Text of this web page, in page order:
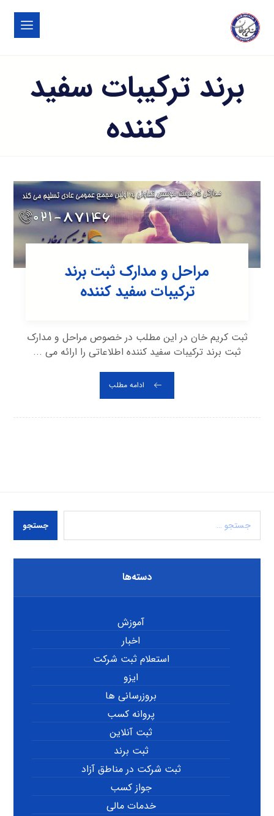
برند ترکیبات سفید
کننده
مراحل و مدارک ثبت برند
ترکیبات سفید کننده
ثبت کریم خان در این مطلب در خصوص مراحل و مدارک
ثبت برند ترکیبات سفید کننده اطلاعاتی را ارائه می ...
ادامه مطلب
جستجو
دسته‌ها
آموزش
اخبار
استعلام ثبت شرکت
ایزو
بروزرسانی ها
پروانه کسب
ثبت آنلاین
ثبت برند
ثبت شرکت در مناطق آزاد
جواز کسب
خدمات مالی